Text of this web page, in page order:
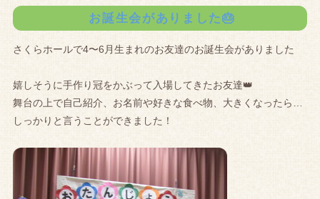
お誕生会がありました🎂
さくらホールで4〜6月生まれのお友達のお誕生会がありました
嬉しそうに手作り冠をかぶって入場してきたお友達👑
舞台の上で自己紹介、お名前や好きな食べ物、大きくなったら…
しっかりと言うことができました！